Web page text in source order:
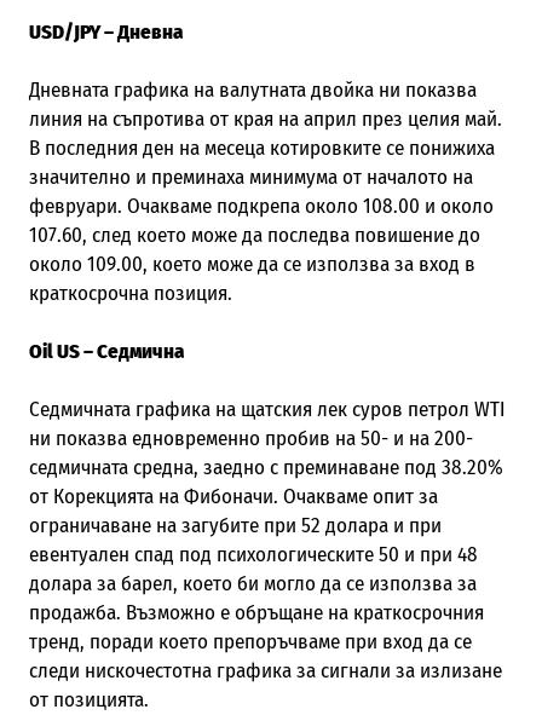
USD/JPY – Дневна
Дневната графика на валутната двойка ни показва
линия на съпротива от края на април през целия май.
В последния ден на месеца котировките се понижиха
значително и преминаха минимума от началото на
февруари. Очакваме подкрепа около 108.00 и около
107.60, след което може да последва повишение до
около 109.00, което може да се използва за вход в
краткосрочна позиция.
Oil US – Седмична
Седмичната графика на щатския лек суров петрол WTI
ни показва едновременно пробив на 50- и на 200-
седмичната средна, заедно с преминаване под 38.20%
от Корекцията на Фибоначи. Очакваме опит за
ограничаване на загубите при 52 долара и при
евентуален спад под психологическите 50 и при 48
долара за барел, което би могло да се използва за
продажба. Възможно е обръщане на краткосрочния
тренд, поради което препоръчваме при вход да се
следи нискочестотна графика за сигнали за излизане
от позицията.